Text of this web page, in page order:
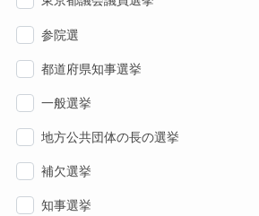
参院選
都道府県知事選挙
一般選挙
地方公共団体の長の選挙
補欠選挙
知事選挙